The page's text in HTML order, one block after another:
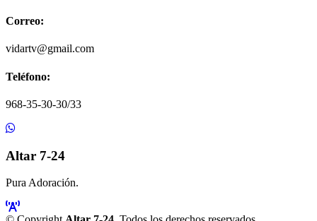
Correo:
vidartv@gmail.com
Teléfono:
968-35-30-30/33
Altar 7-24
Pura Adoración.